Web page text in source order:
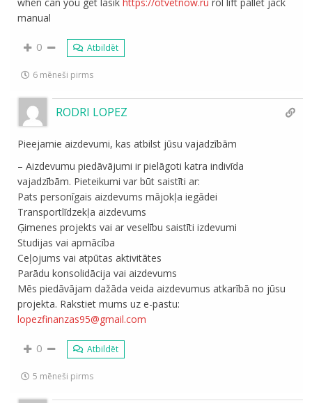
manual
0 Atbildēt
6 mēneši pirms
RODRI LOPEZ
Pieejamie aizdevumi, kas atbilst jūsu vajadzībām
– Aizdevumu piedāvājumi ir pielāgoti katra indivīda
vajadzībām. Pieteikumi var būt saistīti ar:
Pats personīgais aizdevums mājokļa iegādei
Transportlīdzekļa aizdevums
Ģimenes projekts vai ar veselību saistīti izdevumi
Studijas vai apmācība
Ceļojums vai atpūtas aktivitātes
Parādu konsolidācija vai aizdevums
Mēs piedāvājam dažāda veida aizdevumus atkarībā no jūsu
projekta. Rakstiet mums uz e-pastu:
lopezfinanzas95@gmail.com
0 Atbildēt
5 mēneši pirms